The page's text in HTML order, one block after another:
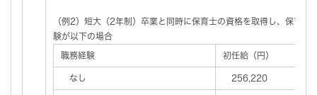
（例2）短大（2年制）卒業と同時に保育士の資格を取得し、保育士
験が以下の場合
職務経験 初任給（円）
なし 256,220